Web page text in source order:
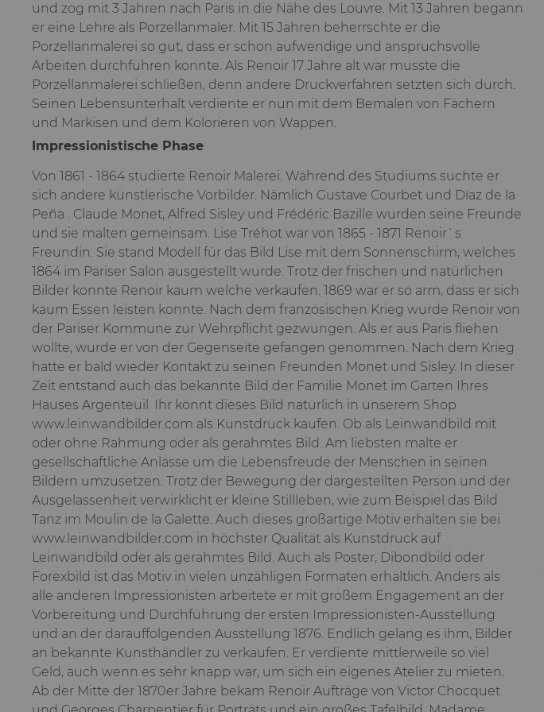
und zog mit 3 Jahren nach Paris in die Nähe des Louvre. Mit 13 Jahren begann
er eine Lehre als Porzellanmaler. Mit 15 Jahren beherrschte er die
Porzellanmalerei so gut, dass er schon aufwendige und anspruchsvolle
Arbeiten durchführen konnte. Als Renoir 17 Jahre alt war musste die
Porzellanmalerei schließen, denn andere Druckverfahren setzten sich durch.
Seinen Lebensunterhalt verdiente er nun mit dem Bemalen von Fächern
und Markisen und dem Kolorieren von Wappen.
Impressionistische Phase
Von 1861 - 1864 studierte Renoir Malerei. Während des Studiums suchte er
sich andere künstlerische Vorbilder. Nämlich Gustave Courbet und Díaz de la
Peña . Claude Monet, Alfred Sisley und Frédéric Bazille wurden seine Freunde
und sie malten gemeinsam. Lise Tréhot war von 1865 - 1871 Renoir`s
Freundin. Sie stand Modell für das Bild Lise mit dem Sonnenschirm, welches
1864 im Pariser Salon ausgestellt wurde. Trotz der frischen und natürlichen
Bilder konnte Renoir kaum welche verkaufen. 1869 war er so arm, dass er sich
kaum Essen leisten konnte. Nach dem französischen Krieg wurde Renoir von
der Pariser Kommune zur Wehrpflicht gezwungen. Als er aus Paris fliehen
wollte, wurde er von der Gegenseite gefangen genommen. Nach dem Krieg
hatte er bald wieder Kontakt zu seinen Freunden Monet und Sisley. In dieser
Zeit entstand auch das bekannte Bild der Familie Monet im Garten Ihres
Hauses Argenteuil. Ihr könnt dieses Bild natürlich in unserem Shop
www.leinwandbilder.com als Kunstdruck kaufen. Ob als Leinwandbild mit
oder ohne Rahmung oder als gerahmtes Bild. Am liebsten malte er
gesellschaftliche Anlässe um die Lebensfreude der Menschen in seinen
Bildern umzusetzen. Trotz der Bewegung der dargestellten Person und der
Ausgelassenheit verwirklicht er kleine Stillleben, wie zum Beispiel das Bild
Tanz im Moulin de la Galette. Auch dieses großartige Motiv erhalten sie bei
www.leinwandbilder.com in höchster Qualität als Kunstdruck auf
Leinwandbild oder als gerahmtes Bild. Auch als Poster, Dibondbild oder
Forexbild ist das Motiv in vielen unzähligen Formaten erhältlich. Anders als
alle anderen Impressionisten arbeitete er mit großem Engagement an der
Vorbereitung und Durchführung der ersten Impressionisten-Ausstellung
und an der darauffolgenden Ausstellung 1876. Endlich gelang es ihm, Bilder
an bekannte Kunsthändler zu verkaufen. Er verdiente mittlerweile so viel
Geld, auch wenn es sehr knapp war, um sich ein eigenes Atelier zu mieten.
Ab der Mitte der 1870er Jahre bekam Renoir Aufträge von Victor Chocquet